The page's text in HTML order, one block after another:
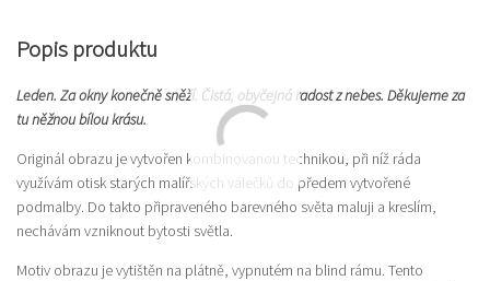
Popis produktu
Leden. Za okny konečně sněží. Čistá, obyčejná radost z nebes. Děkujeme za
tu něžnou bílou krásu.
Originál obrazu je vytvořen kombinovanou technikou, při níž ráda
využívám otisk starých malířských válečků do předem vytvořené
podmalby. Do takto připraveného barevného světa maluji a kreslím,
nechávám vzniknout bytosti světla.
Motiv obrazu je vytištěn na plátně, vypnutém na blind rámu. Tento